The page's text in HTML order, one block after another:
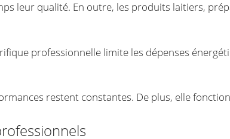
leur qualité. En outre, les produits laitiers,
professionnelle limite les dépenses
restent constantes. De plus, elle